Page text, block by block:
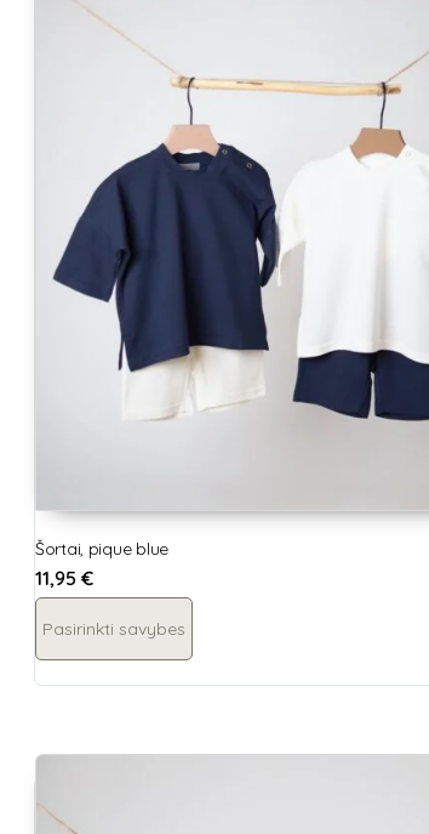
Šortai, pique blue
11,95 €
Pasirinkti savybes